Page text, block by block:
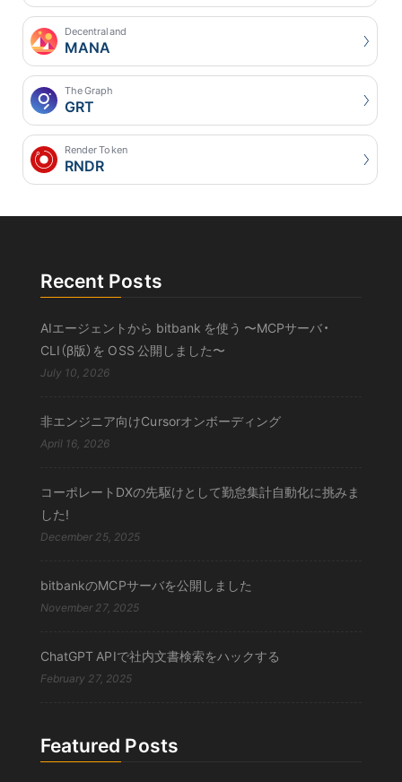
Decentraland
MANA
The Graph
GRT
Render Token
RNDR
Recent Posts
AIエージェントから bitbank を使う 〜MCPサーバ・
CLI（β版）を OSS 公開しました〜
July 10, 2026
非エンジニア向けCursorオンボーディング
April 16, 2026
コーポレートDXの先駆けとして勤怠集計自動化に挑みま
した!
December 25, 2025
bitbankのMCPサーバを公開しました
November 27, 2025
ChatGPT APIで社内文書検索をハックする
February 27, 2025
Featured Posts